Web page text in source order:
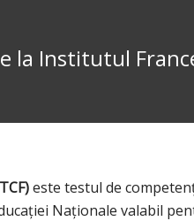
la Institutul
este testul de
Naționale valabil